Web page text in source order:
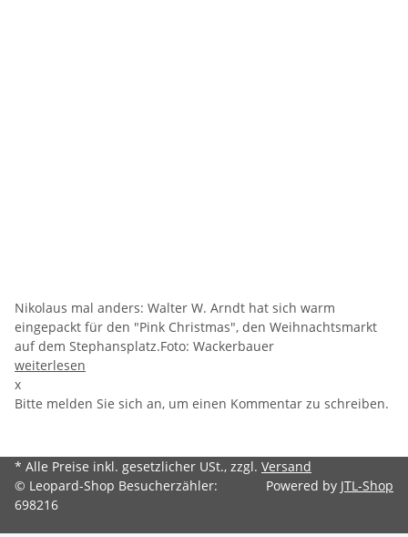
Nikolaus mal anders: Walter W. Arndt hat sich warm
eingepackt für den "Pink Christmas", den Weihnachtsmarkt
auf dem Stephansplatz.Foto: Wackerbauer
weiterlesen
x
Bitte melden Sie sich an, um einen Kommentar zu schreiben.
* Alle Preise inkl. gesetzlicher USt., zzgl. Versand
© Leopard-Shop Besucherzähler:
698216
Powered by JTL-Shop